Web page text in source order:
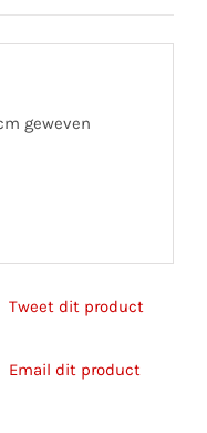
geweven
Tweet dit product
Email dit product